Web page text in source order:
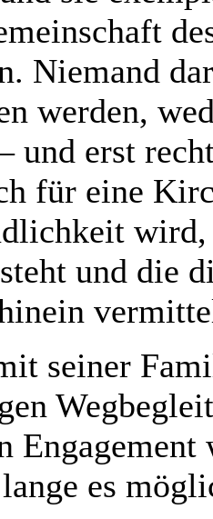
Niemand
werden,
und erst
für eine
und die
seiner
es